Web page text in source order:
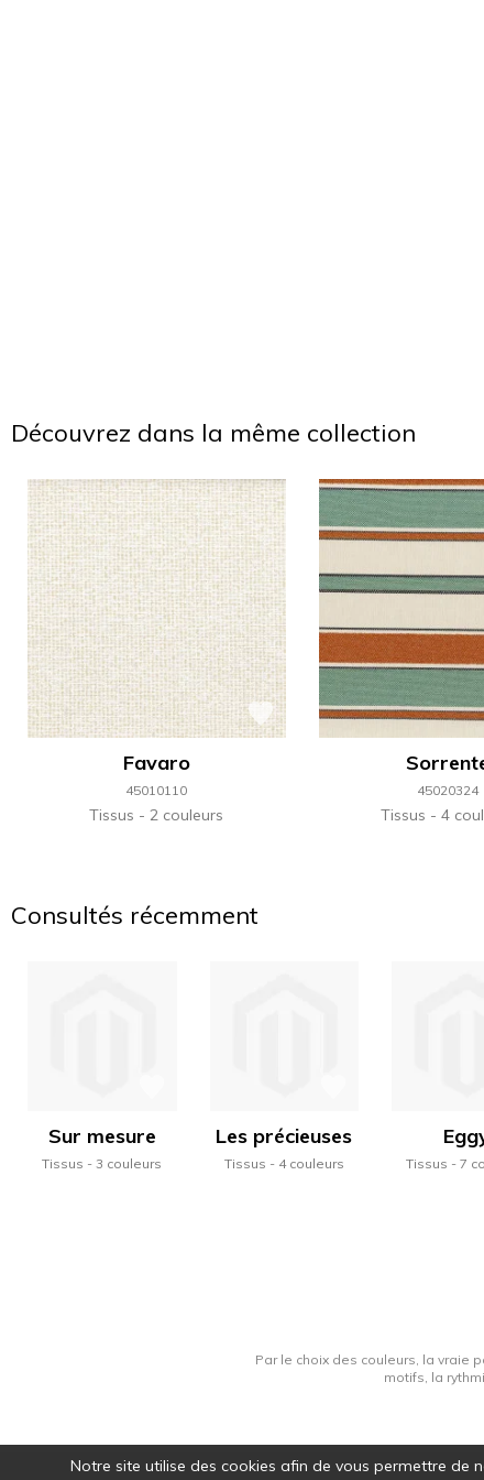
Découvrez dans la même collection
Favaro
45010110
Tissus 2 couleurs
45020324
Tissus 4
Consultés récemment
Sur mesure
Tissus 3 couleurs
Les précieuses
Tissus 4 couleurs Tissus 7
Par le choix des couleurs, la vraie
motifs, la
Notre site utilise des cookies afin de vous permettre de